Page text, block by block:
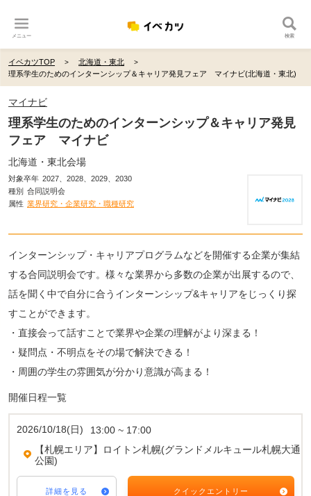
メニュー 検索
イベカツTOP
北海道・東北
理系学生のためのインターンシップ＆キャリア発見フェア マイナビ(北海道・東北)
マイナビ
理系学生のためのインターンシップ＆キャリア発見
フェア マイナビ
北海道・東北会場
対象卒年 2027、2028、2029、2030
種別 合同説明会
属性 業界研究・企業研究・職種研究
インターンシップ・キャリアプログラムなどを開催する企業が集結
する合同説明会です。様々な業界から多数の企業が出展するので、
話を聞く中で自分に合うインターンシップ&キャリアをじっくり探
すことができます。
・直接会って話すことで業界や企業の理解がより深まる！
・疑問点・不明点をその場で解決できる！
・周囲の学生の雰囲気が分かり意識が高まる！
開催日程一覧
2026/10/18(日)
13:00 ~ 17:00
【札幌エリア】ロイトン札幌(グランドメルキュール札幌大通
公園)
詳細を見る クイックエントリー